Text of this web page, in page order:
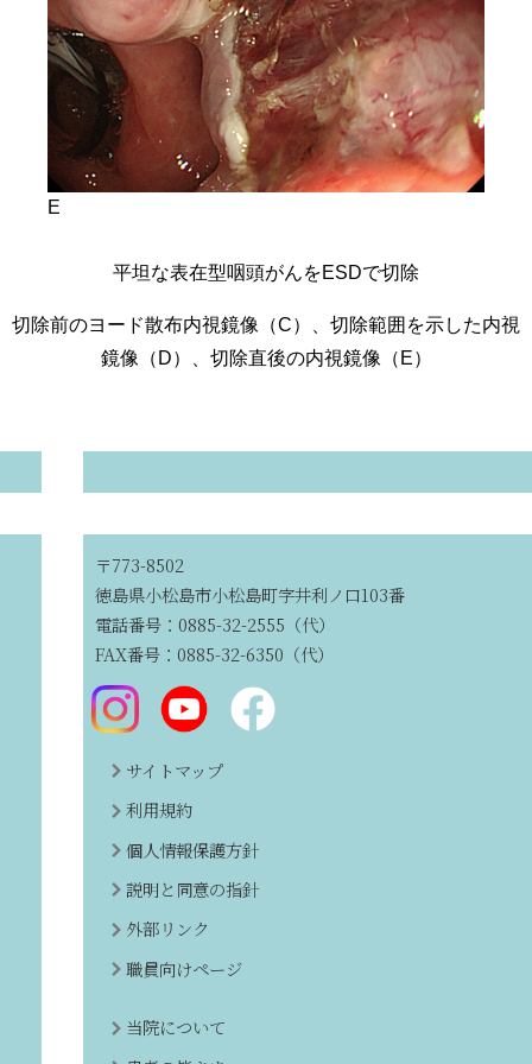
E
平坦な表在型咽頭がんをESDで切除
切除前のヨード散布内視鏡像（C）、切除範囲を示した内視
鏡像（D）、切除直後の内視鏡像（E）
〒773-8502
徳島県小松島市小松島町字井利ノ口103番
電話番号：0885-32-2555（代）
FAX番号：0885-32-6350（代）
サイトマップ
利用規約
個人情報保護方針
説明と同意の指針
外部リンク
職員向けページ
当院について